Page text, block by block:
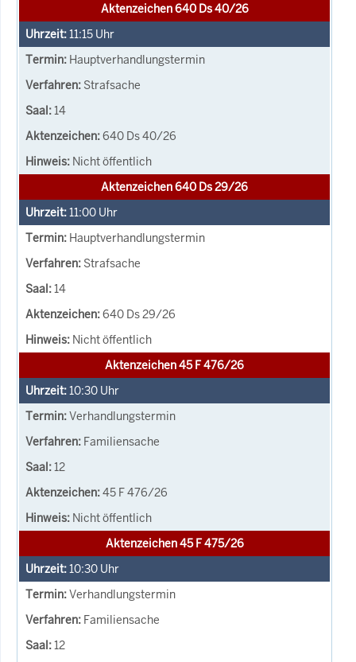
Aktenzeichen 640 Ds 40/26
11:15 Uhr
Hauptverhandlungstermin
Strafsache
14
640 Ds 40/26
Nicht öffentlich
Aktenzeichen 640 Ds 29/26
11:00 Uhr
Hauptverhandlungstermin
Strafsache
14
640 Ds 29/26
Nicht öffentlich
Aktenzeichen 45 F 476/26
10:30 Uhr
Verhandlungstermin
Familiensache
12
45 F 476/26
Nicht öffentlich
Aktenzeichen 45 F 475/26
10:30 Uhr
Verhandlungstermin
Familiensache
12